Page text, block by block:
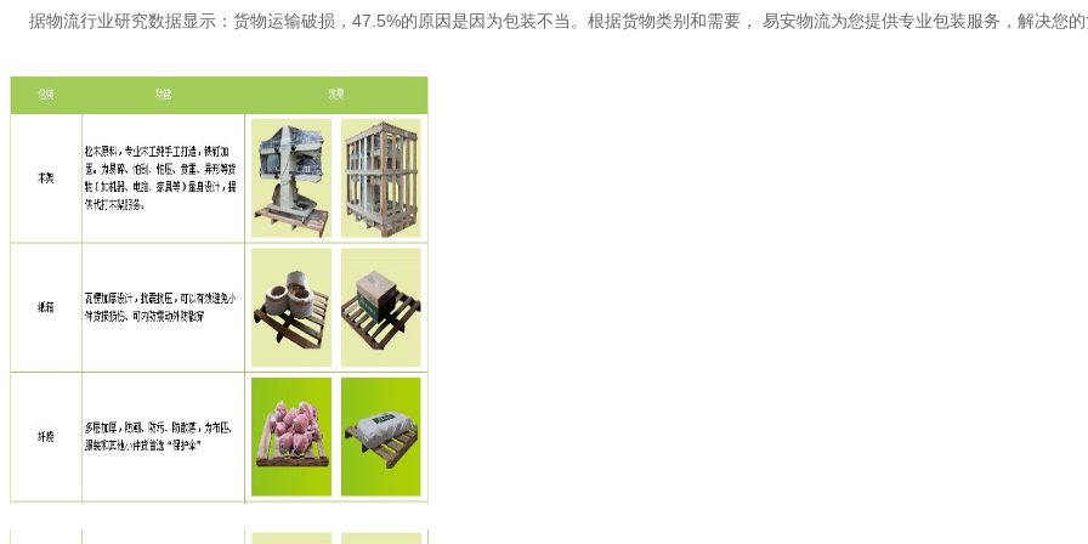
据物流行业研究数据显示：货物运输破损，47.5%的原因是因为包装不当。根据货物类别和需要， 易安物流为您提供专业包装服务，解决您的